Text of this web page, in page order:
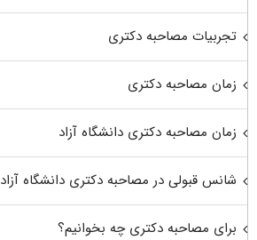
تجربیات مصاحبه دکتری
زمان مصاحبه دکتری
زمان مصاحبه دکتری دانشگاه آزاد
شانس قبولی در مصاحبه دکتری دانشگاه آزاد
برای مصاحبه دکتری چه بخوانیم؟